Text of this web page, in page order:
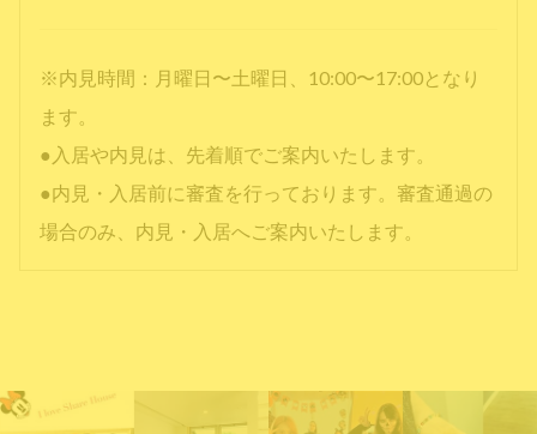
※内見時間：月曜日〜土曜日、10:00〜17:00となり
ます。
●入居や内見は、先着順でご案内いたします。
●内見・入居前に審査を行っております。審査通過の
場合のみ、内見・入居へご案内いたします。